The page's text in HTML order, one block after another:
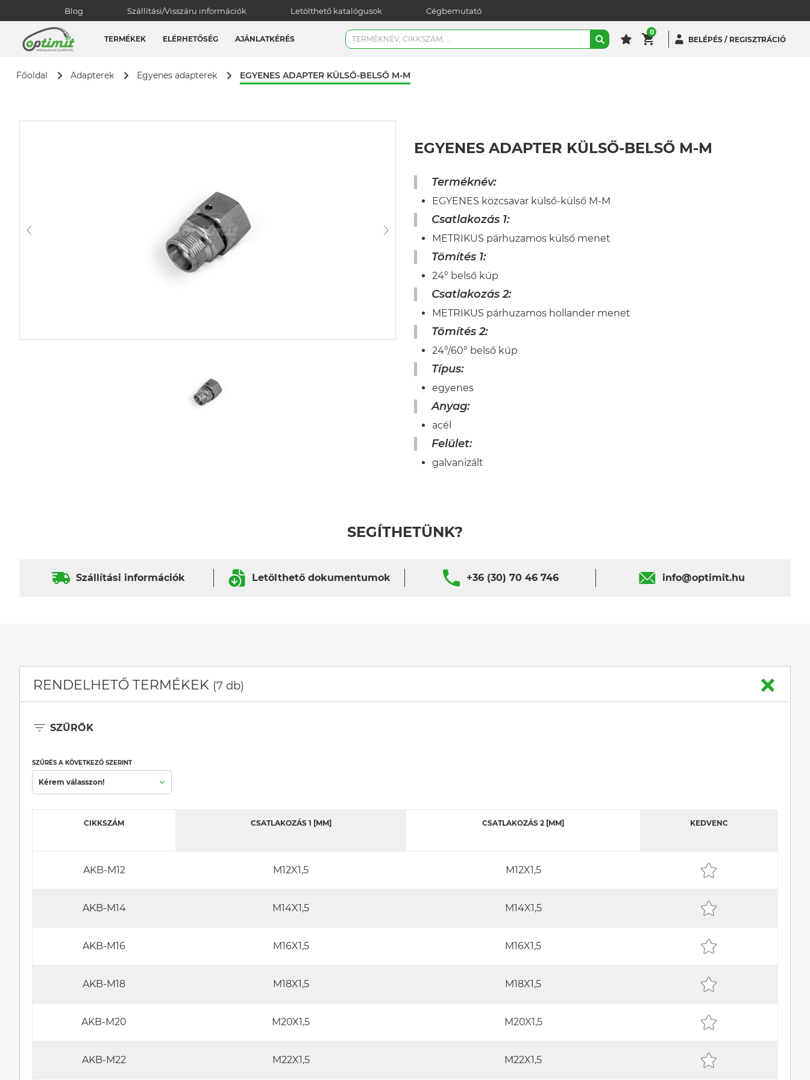
Blog Szállítási/Visszáru információk Letölthető katalógusok Cégbemutató
TERMÉKEK ELÉRHETŐSÉG AJÁNLATKÉRÉS
0
BELÉPÉS / REGISZTRÁCIÓ
Főoldal Adapterek Egyenes adapterek EGYENES ADAPTER KÜLSŐ-BELSŐ M-M
EGYENES ADAPTER KÜLSŐ-BELSŐ M-M
Terméknév:
EGYENES közcsavar külső-külső M-M
Csatlakozás 1:
METRIKUS párhuzamos külső menet
Tömítés 1:
24° belső kúp
Csatlakozás 2:
METRIKUS párhuzamos hollander menet
Tömítés 2:
24°/60° belső kúp
Típus:
egyenes
Anyag:
acél
Felület:
galvanizált
SEGÍTHETÜNK?
Szállítási információk Letölthető dokumentumok +36 (30) 70 46 746 info@optimit.hu
RENDELHETŐ TERMÉKEK (7 db)
SZŰRŐK
SZŰRÉS A KÖVETKEZŐ SZERINT
Kérem válasszon!
CIKKSZÁM CSATLAKOZÁS 1 [MM] CSATLAKOZÁS 2 [MM] KEDVENC
AKB-M12 M12X1,5 M12X1,5
AKB-M14 M14X1,5 M14X1,5
AKB-M16 M16X1,5 M16X1,5
AKB-M18 M18X1,5 M18X1,5
AKB-M20 M20X1,5 M20X1,5
AKB-M22 M22X1,5 M22X1,5